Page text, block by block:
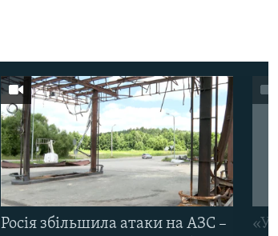
Росія збільшила атаки на АЗС –